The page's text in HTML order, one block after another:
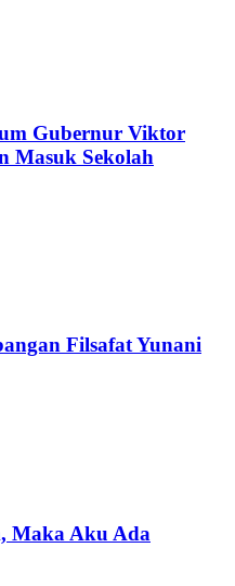
Gubernur Viktor
Masuk Sekolah
Filsafat Yunani
Maka Aku Ada